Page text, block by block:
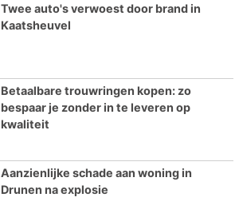
Twee auto's verwoest door brand in
Kaatsheuvel
Betaalbare trouwringen kopen: zo
bespaar je zonder in te leveren op
kwaliteit
Aanzienlijke schade aan woning in
Drunen na explosie